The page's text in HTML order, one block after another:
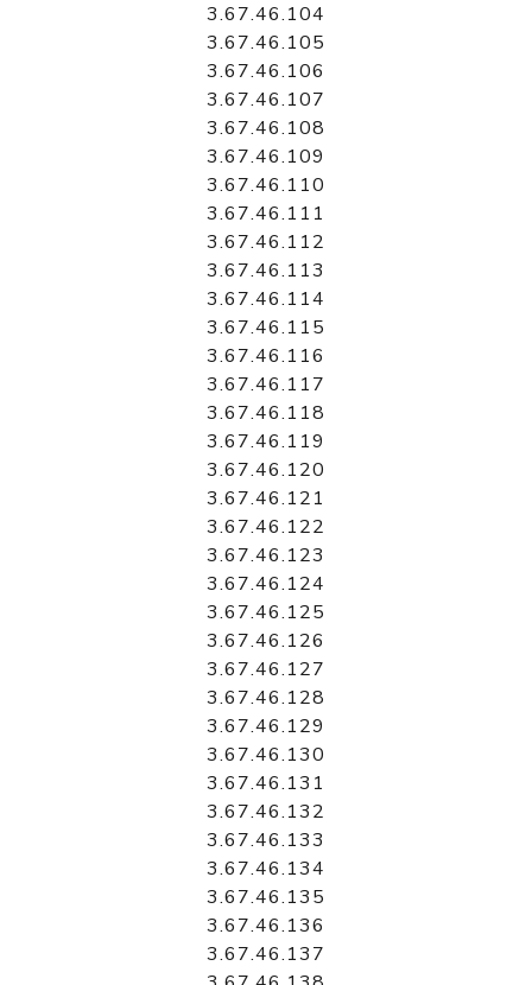
3.67.46.104
3.67.46.105
3.67.46.106
3.67.46.107
3.67.46.108
3.67.46.109
3.67.46.110
3.67.46.111
3.67.46.112
3.67.46.113
3.67.46.114
3.67.46.115
3.67.46.116
3.67.46.117
3.67.46.118
3.67.46.119
3.67.46.120
3.67.46.121
3.67.46.122
3.67.46.123
3.67.46.124
3.67.46.125
3.67.46.126
3.67.46.127
3.67.46.128
3.67.46.129
3.67.46.130
3.67.46.131
3.67.46.132
3.67.46.133
3.67.46.134
3.67.46.135
3.67.46.136
3.67.46.137